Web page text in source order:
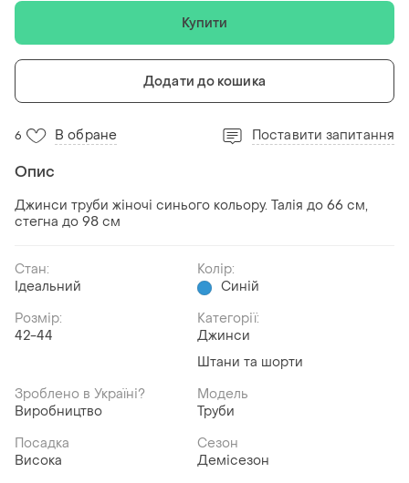
Купити
Додати до кошика
6 В обране Поставити запитання
Опис
Джинси труби жіночі синього кольору. Талія до 66 см,
стегна до 98 см
Стан:
Ідеальний
Колір:
Синій
Розмір:
42-44
Категорії:
Джинси
Штани та шорти
Зроблено в Україні?
Виробництво
Модель
Труби
Посадка
Висока
Сезон
Демісезон